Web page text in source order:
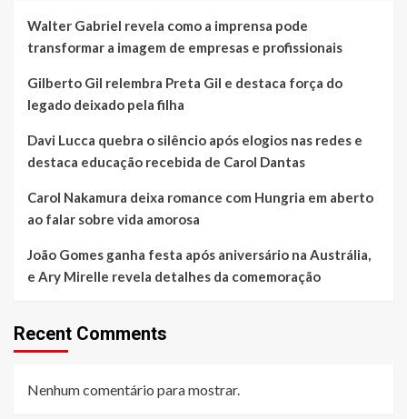
Walter Gabriel revela como a imprensa pode
transformar a imagem de empresas e profissionais
Gilberto Gil relembra Preta Gil e destaca força do
legado deixado pela filha
Davi Lucca quebra o silêncio após elogios nas redes e
destaca educação recebida de Carol Dantas
Carol Nakamura deixa romance com Hungria em aberto
ao falar sobre vida amorosa
João Gomes ganha festa após aniversário na Austrália,
e Ary Mirelle revela detalhes da comemoração
Recent Comments
Nenhum comentário para mostrar.